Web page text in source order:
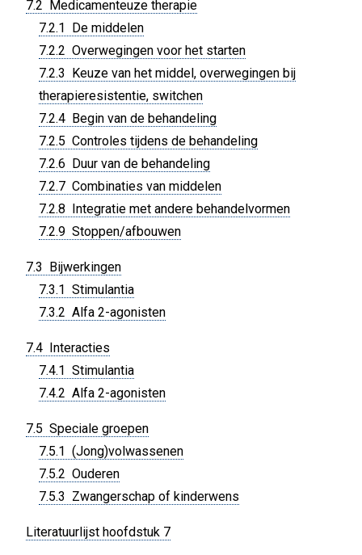
7.2 Medicamenteuze therapie
7.2.1 De middelen
7.2.2 Overwegingen voor het starten
7.2.3 Keuze van het middel, overwegingen bij
therapieresistentie, switchen
7.2.4 Begin van de behandeling
7.2.5 Controles tijdens de behandeling
7.2.6 Duur van de behandeling
7.2.7 Combinaties van middelen
7.2.8 Integratie met andere behandelvormen
7.2.9 Stoppen/afbouwen
7.3 Bijwerkingen
7.3.1 Stimulantia
7.3.2 Alfa 2-agonisten
7.4 Interacties
7.4.1 Stimulantia
7.4.2 Alfa 2-agonisten
7.5 Speciale groepen
7.5.1 (Jong)volwassenen
7.5.2 Ouderen
7.5.3 Zwangerschap of kinderwens
Literatuurlijst hoofdstuk 7